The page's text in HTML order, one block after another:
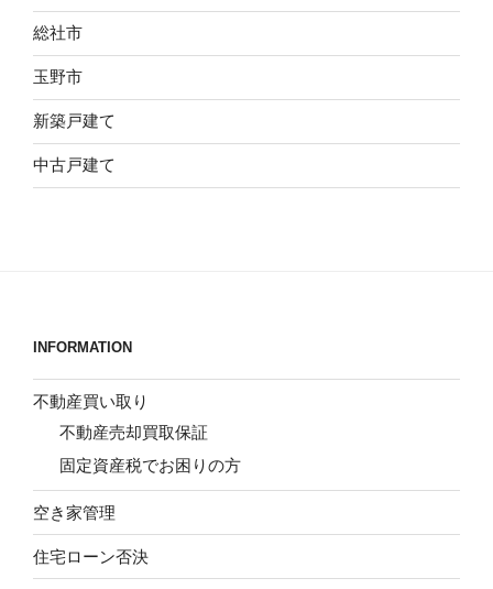
９
８
０
万
円”
の
総社市
玉野市
新築戸建て
中古戸建て
INFORMATION
不動産買い取り
不動産売却買取保証
固定資産税でお困りの方
空き家管理
住宅ローン否決